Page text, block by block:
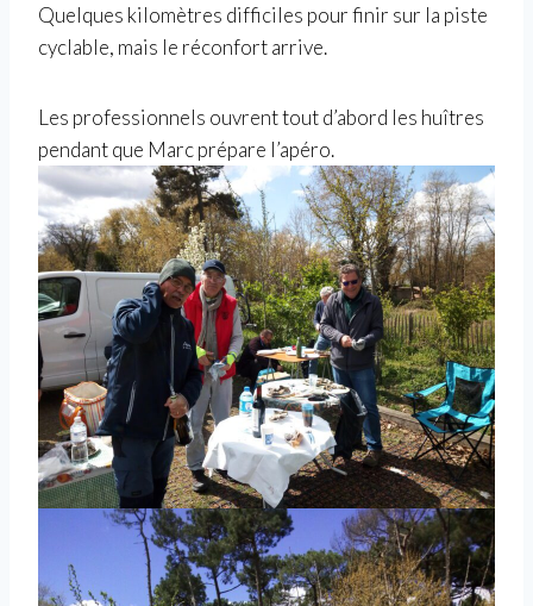
Quelques kilomètres difficiles pour finir sur la piste
cyclable, mais le réconfort arrive.
Les professionnels ouvrent tout d’abord les huîtres
pendant que Marc prépare l’apéro.